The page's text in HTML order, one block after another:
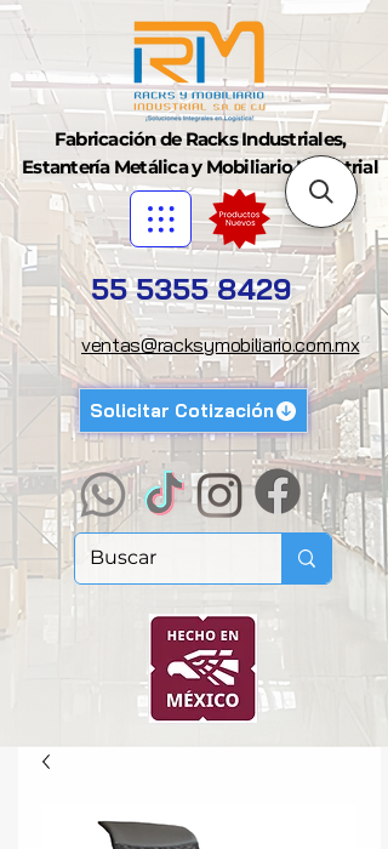
Fabricación de Racks Industriales,
Estantería Metálica y Mobiliario Industrial
55 5355 8429
ventas@racksymobiliario.com.mx
Solicitar Cotización